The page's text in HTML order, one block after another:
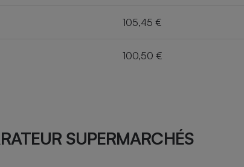
105,45 €
100,50 €
SUPERMARCHÉS